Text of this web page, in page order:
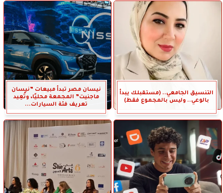
التنسيق الجامعي.. (مستقبلك يبدأ
بالوعي.. وليس بالمجموع فقط)
نيسان مصر تبدأ مبيعات ”نيسان
ماجنيت” المجمعة محليًا، وتُعِيد
تعريف فئة السيارات...